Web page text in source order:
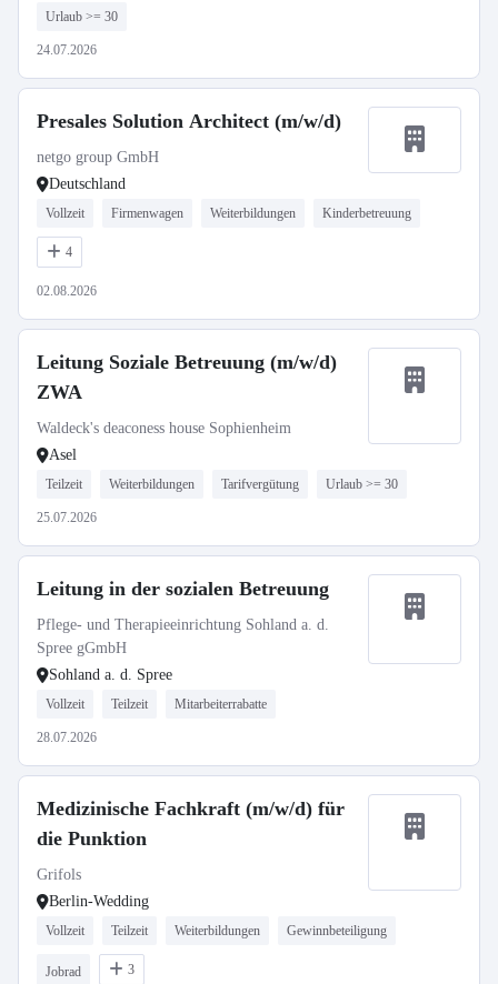
Urlaub >= 30
24.07.2026
Presales Solution Architect (m/w/d)
netgo group GmbH
Deutschland
Vollzeit Firmenwagen Weiterbildungen Kinderbetreuung
4
02.08.2026
Leitung Soziale Betreuung (m/w/d)
ZWA
Waldeck's deaconess house Sophienheim
Asel
Teilzeit Weiterbildungen Tarifvergütung Urlaub >= 30
25.07.2026
Leitung in der sozialen Betreuung
Pflege- und Therapieeinrichtung Sohland a. d.
Spree gGmbH
Sohland a. d. Spree
Vollzeit Teilzeit Mitarbeiterrabatte
28.07.2026
Medizinische Fachkraft (m/w/d) für
die Punktion
Grifols
Berlin-Wedding
Vollzeit Teilzeit Weiterbildungen Gewinnbeteiligung
Jobrad 3